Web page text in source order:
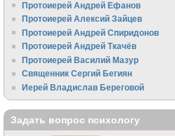
Протоиерей Андрей Ефанов
Протоиерей Алексий Зайцев
Протоиерей Андрей Спиридонов
Протоиерей Андрей Ткачёв
Протоиерей Василий Мазур
Священник Сергий Бегиян
Иерей Владислав Береговой
Задать вопрос психологу